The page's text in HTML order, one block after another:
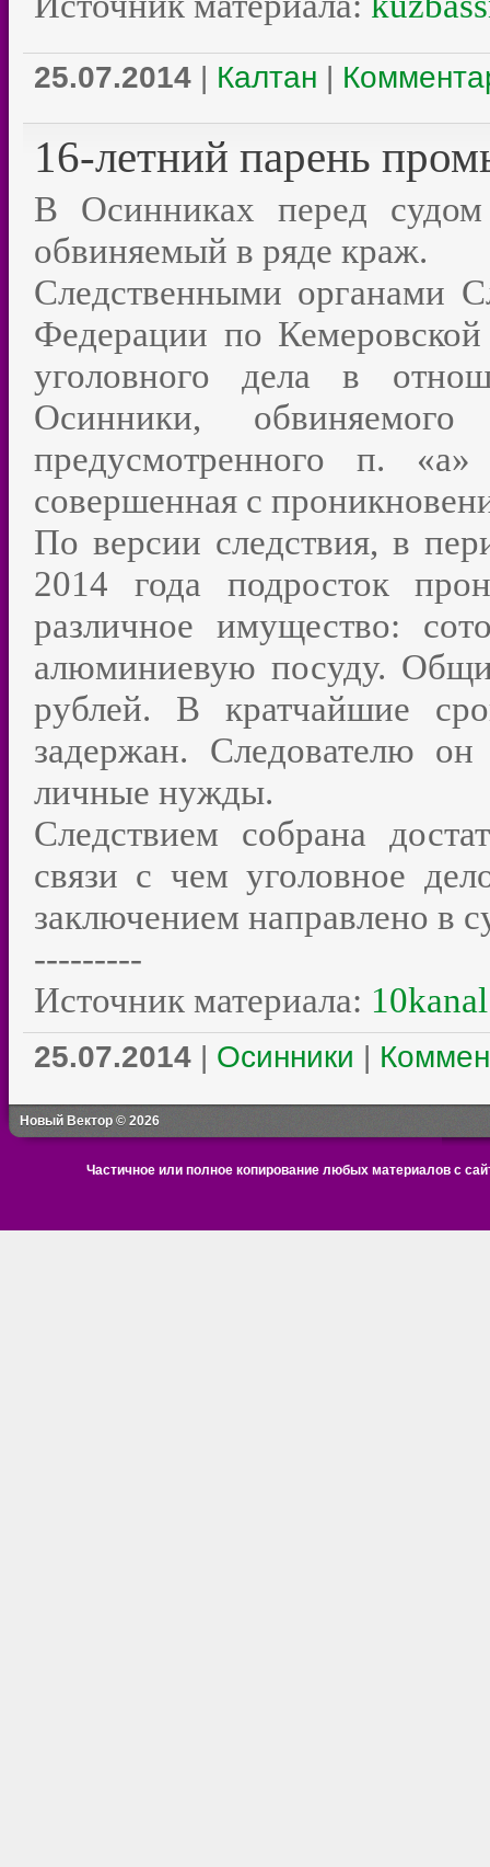
25.07.2014 | Калтан |
16-летний парень
В Осинниках перед судом
обвиняемый в ряде краж.
Следственными органами
Федерации по Кемеровской
уголовного дела в
Осинники,
предусмотренного п.
совершенная с
По версии следствия, в
2014 года подросток
различное имущество:
алюминиевую посуду.
рублей. В кратчайшие
задержан. Следователю
личные нужды.
Следствием собрана
связи с чем уголовное
заключением направлено в
---------
Источник материала:
25.07.2014 | Осинники |
Новый Вектор © 2026
Частичное или полное копирование любых материалов с